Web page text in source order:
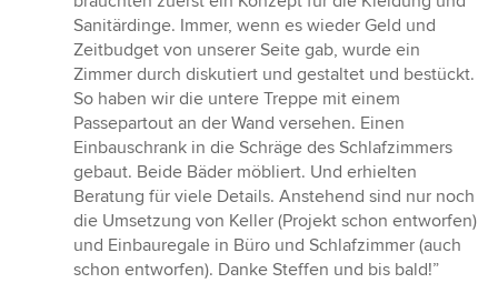
Sanitärdinge. Immer, wenn es wieder Geld und
Zeitbudget von unserer Seite gab, wurde ein
Zimmer durch diskutiert und gestaltet und bestückt.
So haben wir die untere Treppe mit einem
Passepartout an der Wand versehen. Einen
Einbauschrank in die Schräge des Schlafzimmers
gebaut. Beide Bäder möbliert. Und erhielten
Beratung für viele Details. Anstehend sind nur noch
die Umsetzung von Keller (Projekt schon entworfen)
und Einbauregale in Büro und Schlafzimmer (auch
schon entworfen). Danke Steffen und bis bald!”